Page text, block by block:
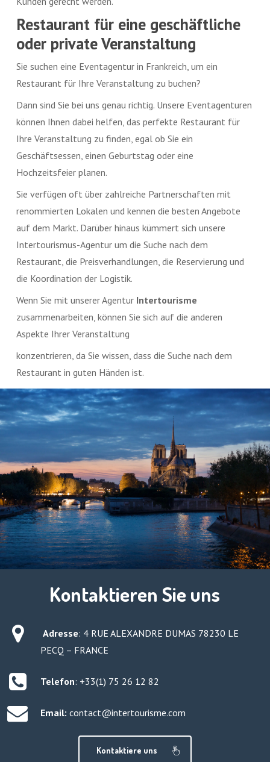
Restaurant für eine geschäftliche
oder private Veranstaltung
Sie suchen eine Eventagentur in Frankreich, um ein
Restaurant für Ihre Veranstaltung zu buchen?
Dann sind Sie bei uns genau richtig. Unsere Eventagenturen
können Ihnen dabei helfen, das perfekte Restaurant für
Ihre Veranstaltung zu finden, egal ob Sie ein
Geschäftsessen, einen Geburtstag oder eine
Hochzeitsfeier planen.
Sie verfügen oft über zahlreiche Partnerschaften mit
renommierten Lokalen und kennen die besten Angebote
auf dem Markt. Darüber hinaus kümmert sich unsere
Intertourismus-Agentur um die Suche nach dem
Restaurant, die Preisverhandlungen, die Reservierung und
die Koordination der Logistik.
Wenn Sie mit unserer Agentur Intertourisme
zusammenarbeiten, können Sie sich auf die anderen
Aspekte Ihrer Veranstaltung
konzentrieren, da Sie wissen, dass die Suche nach dem
Restaurant in guten Händen ist.
Kontaktieren Sie uns
Adresse: 4 RUE ALEXANDRE DUMAS 78230 LE
PECQ – FRANCE
Telefon: +33(1) 75 26 12 82
Email: contact@intertourisme.com
Kontaktiere uns